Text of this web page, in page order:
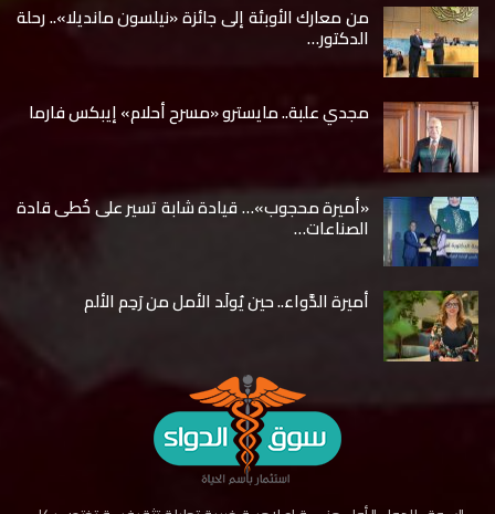
من معارك الأوبئة إلى جائزة «نيلسون مانديلا».. رحلة
الدكتور…
مجدي علبة.. مايسترو «مسرح أحلام» إيبكس فارما
«أميرة محجوب»… قيادة شابة تسير على خُطى قادة
الصناعات…
أميرة الدَّواء.. حين يُولَد الأمل من رَحِم الألم